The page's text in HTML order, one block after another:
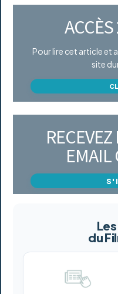
Pour lire cet article et
site
EMAIL
du